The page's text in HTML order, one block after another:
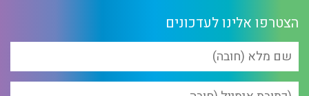
הצטרפו אלינו לעדכונים